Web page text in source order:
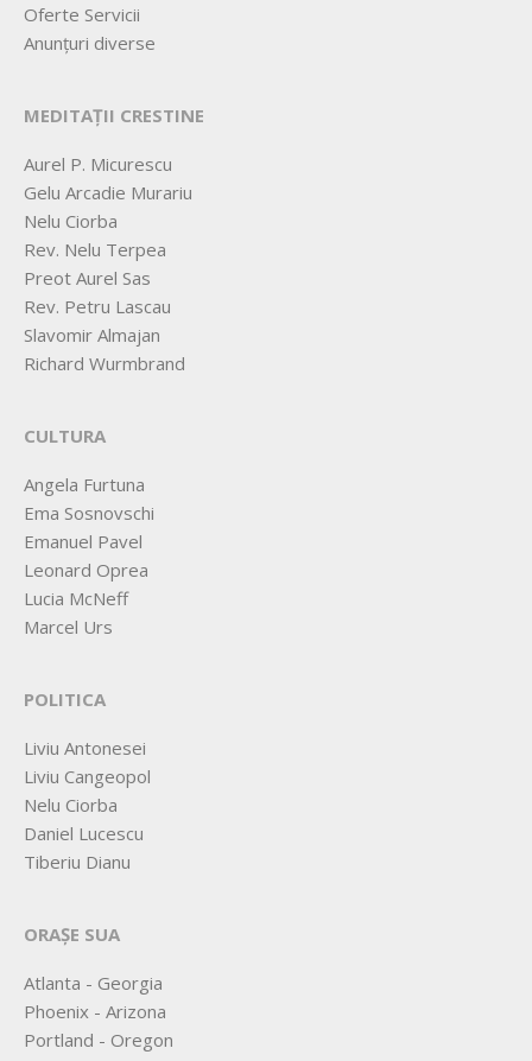
Oferte Servicii
Anunțuri diverse
MEDITAȚII CRESTINE
Aurel P. Micurescu
Gelu Arcadie Murariu
Nelu Ciorba
Rev. Nelu Terpea
Preot Aurel Sas
Rev. Petru Lascau
Slavomir Almajan
Richard Wurmbrand
CULTURA
Angela Furtuna
Ema Sosnovschi
Emanuel Pavel
Leonard Oprea
Lucia McNeff
Marcel Urs
POLITICA
Liviu Antonesei
Liviu Cangeopol
Nelu Ciorba
Daniel Lucescu
Tiberiu Dianu
ORAȘE SUA
Atlanta - Georgia
Phoenix - Arizona
Portland - Oregon